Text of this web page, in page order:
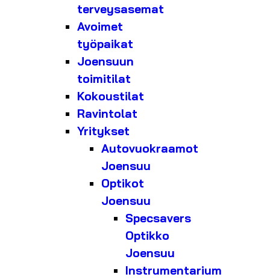
terveysasemat
Avoimet
työpaikat
Joensuun
toimitilat
Kokoustilat
Ravintolat
Yritykset
Autovuokraamot
Joensuu
Optikot
Joensuu
Specsavers
Optikko
Joensuu
Instrumentarium